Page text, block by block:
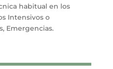
habitual en los
Intensivos o
Emergencias.